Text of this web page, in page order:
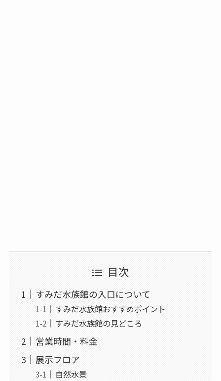
目次
すみだ水族館の入口について
すみだ水族館おすすめポイント
すみだ水族館の見どころ
営業時間・料金
展示フロア
自然水景